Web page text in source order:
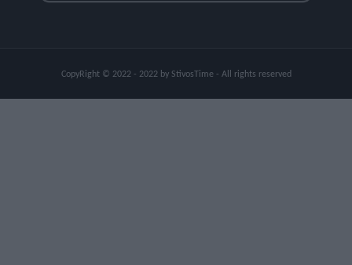
CopyRight © 2022 - 2022 by StivosTime - All rights reserved